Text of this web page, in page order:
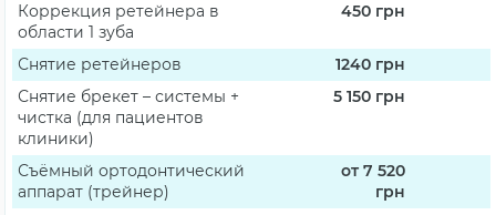
Коррекция ретейнера в
области 1 зуба
450 грн
Снятие ретейнеров 1240 грн
Снятие брекет – системы +
чистка (для пациентов
клиники)
5 150 грн
Съёмный ортодонтический
аппарат (трейнер)
от 7 520
грн